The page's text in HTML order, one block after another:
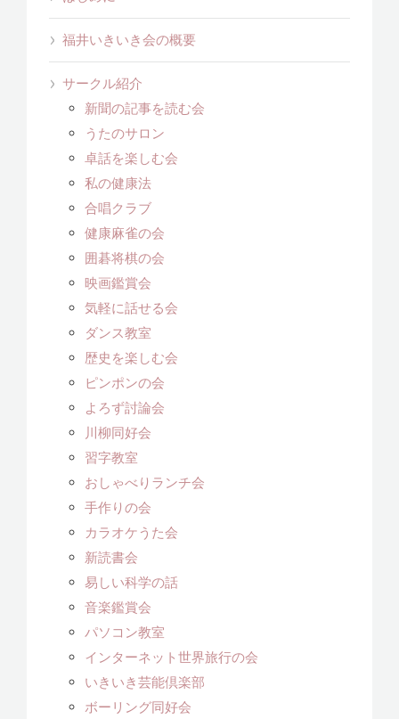
福井いきいき会の概要
サークル紹介
新聞の記事を読む会
うたのサロン
卓話を楽しむ会
私の健康法
合唱クラブ
健康麻雀の会
囲碁将棋の会
映画鑑賞会
気軽に話せる会
ダンス教室
歴史を楽しむ会
ピンポンの会
よろず討論会
川柳同好会
習字教室
おしゃべりランチ会
手作りの会
カラオケうた会
新読書会
易しい科学の話
音楽鑑賞会
パソコン教室
インターネット世界旅行の会
いきいき芸能倶楽部
ボーリング同好会